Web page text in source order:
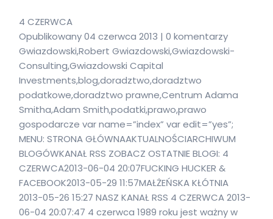
4 CZERWCA
Opublikowany 04 czerwca 2013 | 0 komentarzy
Gwiazdowski,Robert Gwiazdowski,Gwiazdowski-
Consulting,Gwiazdowski Capital
Investments,blog,doradztwo,doradztwo
podatkowe,doradztwo prawne,Centrum Adama
Smitha,Adam Smith,podatki,prawo,prawo
gospodarcze var name=”index” var edit=”yes”;
MENU: STRONA GŁÓWNAAKTUALNOŚCIARCHIWUM
BLOGÓWKANAŁ RSS ZOBACZ OSTATNIE BLOGI: 4
CZERWCA2013-06-04 20:07FUCKING HUCKER &
FACEBOOK2013-05-29 11:57MAŁŻEŃSKA KŁÓTNIA
2013-05-26 15:27 NASZ KANAŁ RSS 4 CZERWCA 2013-
06-04 20:07:47 4 czerwca 1989 roku jest ważny w